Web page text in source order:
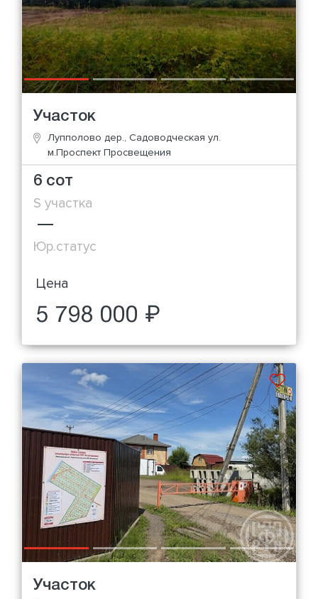
Участок
Лупполово дер., Садоводческая ул.
м.Проспект Просвещения
6 сот
S участка
—
Юр.статус
Цена
5 798 000 ₽
Участок